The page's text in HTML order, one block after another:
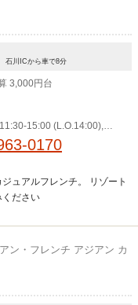
石川ICから車で8分
3,000円台
15:00 (L.O.14:00),デ
23:00 (L.O.21:00)
0170
ュアルフレンチ。 リゾート
ください
ン・フレンチ アジアン カ